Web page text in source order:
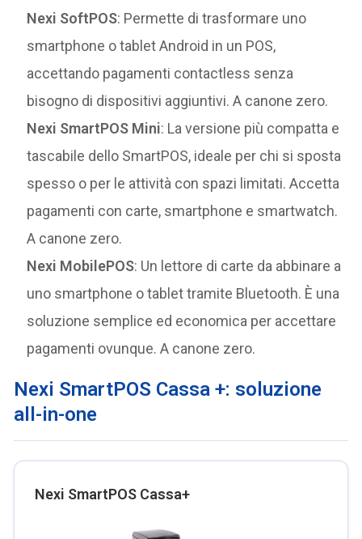
Nexi SoftPOS: Permette di trasformare uno
smartphone o tablet Android in un POS,
accettando pagamenti contactless senza
bisogno di dispositivi aggiuntivi. A canone zero.
Nexi SmartPOS Mini: La versione più compatta e
tascabile dello SmartPOS, ideale per chi si sposta
spesso o per le attività con spazi limitati. Accetta
pagamenti con carte, smartphone e smartwatch.
A canone zero.
Nexi MobilePOS: Un lettore di carte da abbinare a
uno smartphone o tablet tramite Bluetooth. È una
soluzione semplice ed economica per accettare
pagamenti ovunque. A canone zero.
Nexi SmartPOS Cassa +: soluzione
all-in-one
Nexi SmartPOS Cassa+